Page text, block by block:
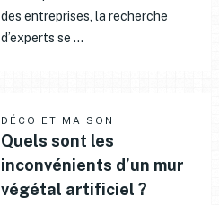
des entreprises, la recherche
d’experts se …
DÉCO ET MAISON
Quels sont les
inconvénients d’un mur
végétal artificiel ?